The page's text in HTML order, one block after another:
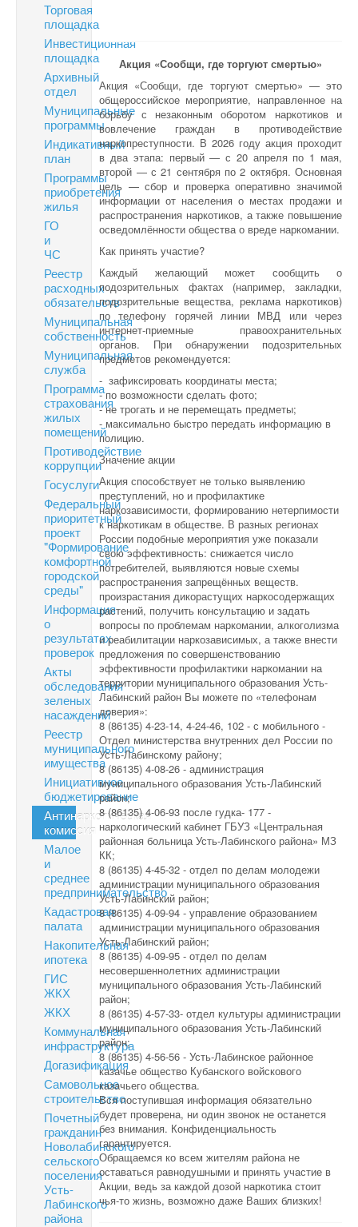
Торговая
площадка
Инвестиционная
площадка
Архивный
отдел
Муниципальные
программы
Индикативный
план
Программы
приобретения
жилья
ГО
и
ЧС
Реестр
расходных
обязательств
Муниципальная
собственность
Муниципальная
служба
Программа
страхования
жилых
помещений
Противодействие
коррупции
Госуслуги
Федеральный
приоритетный
проект
"Формирование
комфортной
городской
среды"
Информация
о
результатах
проверок
Акты
обследования
зеленых
насаждений
Реестр
муниципального
имущества
Инициативное
бюджетирование
Антинаркотическая
комиссия
Малое
и
среднее
предпринимательство
Кадастровая
палата
Накопительная
ипотека
ГИС
ЖКХ
ЖКХ
Коммунальная
инфраструктура
Догазификация
Самовольное
строительство
Почетный
гражданин
Новолабинского
сельского
поселения
Усть-
Лабинского
района
Акция «Сообщи, где торгуют смертью»
Акция «Сообщи, где торгуют смертью» — это
общероссийское мероприятие, направленное на
борьбу с незаконным оборотом наркотиков и
вовлечение граждан в противодействие
наркопреступности. В 2026 году акция проходит
в два этапа: первый — с 20 апреля по 1 мая,
второй — с 21 сентября по 2 октября. Основная
цель — сбор и проверка оперативно значимой
информации от населения о местах продажи и
распространения наркотиков, а также повышение
осведомлённости общества о вреде наркомании.
Как принять участие?
Каждый желающий может сообщить о
подозрительных фактах (например, закладки,
подозрительные вещества, реклама наркотиков)
по телефону горячей линии МВД или через
интернет-приемные правоохранительных
органов. При обнаружении подозрительных
предметов рекомендуется:
- зафиксировать координаты места;
- по возможности сделать фото;
- не трогать и не перемещать предметы;
- максимально быстро передать информацию в
полицию.
Значение акции
Акция способствует не только выявлению
преступлений, но и профилактике
наркозависимости, формированию нетерпимости
к наркотикам в обществе. В разных регионах
России подобные мероприятия уже показали
свою эффективность: снижается число
потребителей, выявляются новые схемы
распространения запрещённых веществ.
произрастания дикорастущих наркосодержащих
растений, получить консультацию и задать
вопросы по проблемам наркомании, алкоголизма
и реабилитации наркозависимых, а также внести
предложения по совершенствованию
эффективности профилактики наркомании на
территории муниципального образования Усть-
Лабинский район Вы можете по «телефонам
доверия»:
8 (86135) 4-23-14, 4-24-46, 102 - с мобильного -
Отдел министерства внутренних дел России по
Усть-Лабинскому району;
8 (86135) 4-08-26 - администрация
муниципального образования Усть-Лабинский
район;
8 (86135) 4-06-93 после гудка- 177 -
наркологический кабинет ГБУЗ «Центральная
районная больница Усть-Лабинского района» МЗ
КК;
8 (86135) 4-45-32 - отдел по делам молодежи
администрации муниципального образования
Усть-Лабинский район;
8 (86135) 4-09-94 - управление образованием
администрации муниципального образования
Усть-Лабинский район;
8 (86135) 4-09-95 - отдел по делам
несовершеннолетних администрации
муниципального образования Усть-Лабинский
район;
8 (86135) 4-57-33- отдел культуры администрации
муниципального образования Усть-Лабинский
район;
8 (86135) 4-56-56 - Усть-Лабинское районное
казачье общество Кубанского войскового
казачьего общества.
Вся поступившая информация обязательно
будет проверена, ни один звонок не останется
без внимания. Конфиденциальность
гарантируется.
Обращаемся ко всем жителям района не
оставаться равнодушными и принять участие в
Акции, ведь за каждой дозой наркотика стоит
чья-то жизнь, возможно даже Ваших близких!